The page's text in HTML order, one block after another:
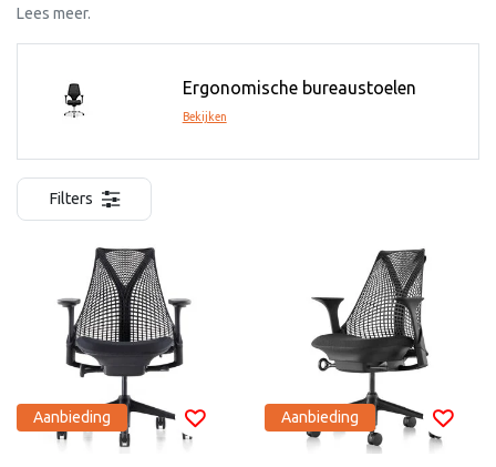
Lees meer.
Ergonomische bureaustoelen
Bekijken
Filters
Aanbieding Aanbieding